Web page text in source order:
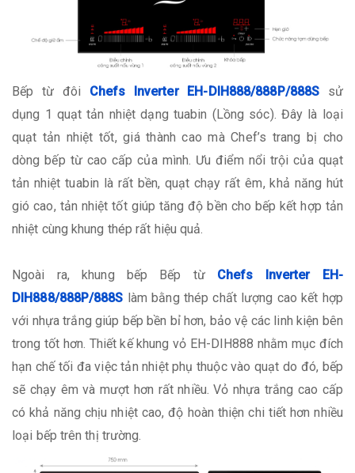
Bếp từ đôi Chefs Inverter EH-DIH888/888P/888S
sử
dụng 1 quạt tản nhiệt dạng tuabin (Lồng sóc). Đây là loại
quạt tản nhiệt tốt, giá thành cao mà Chef’s trang bị cho
dòng bếp từ cao cấp của mình. Ưu điểm nổi trội của quạt
tản nhiệt tuabin là rất bền, quạt chạy rất êm, khả năng hút
gió cao, tản nhiệt tốt giúp tăng độ bền cho bếp kết hợp tản
nhiệt cùng khung thép rất hiệu quả.
Ngoài ra, khung bếp Bếp từ
Chefs Inverter EH-
DIH888/888P/888S làm bằng thép chất lượng cao kết hợp
với nhựa trắng giúp bếp bền bỉ hơn, bảo vệ các linh kiện bên
trong tốt hơn. Thiết kế khung vỏ EH-DIH888 nhằm mục đích
hạn chế tối đa việc tản nhiệt phụ thuộc vào quạt do đó, bếp
sẽ chạy êm và mượt hơn rất nhiều. Vỏ nhựa trắng cao cấp
có khả năng chịu nhiệt cao, độ hoàn thiện chi tiết hơn nhiều
loại bếp trên thị trường.